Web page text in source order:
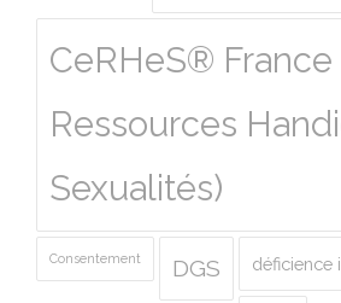
CeRHeS® France
Ressources
Sexualités)
Consentement DGS déficience